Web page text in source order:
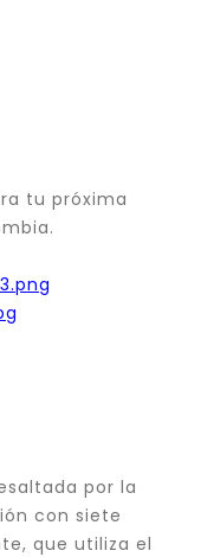
tu próxima
por la
con siete
que utiliza el